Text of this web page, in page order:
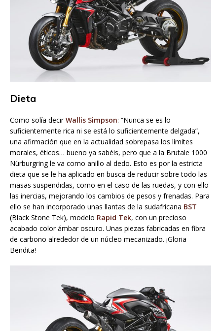
Dieta
Como solía decirWallis Simpson: “Nunca se es lo
suficientemente rica ni se está lo suficientemente delgada”,
una afirmación que en la actualidad sobrepasa los límites
morales, éticos… bueno ya sabéis, pero que a la Brutale 1000
Nürburgring le va como anillo al dedo. Esto es por la estricta
dieta que se le ha aplicado en busca de reducir sobre todo las
masas suspendidas, como en el caso de las ruedas, y con ello
las inercias, mejorando los cambios de pesos y frenadas. Para
ello se han incorporado unas llantas de la sudafricana BST
(Black Stone Tek), modelo Rapid Tek, con un precioso
acabado color ámbar oscuro. Unas piezas fabricadas en fibra
de carbono alrededor de un núcleo mecanizado. ¡Gloria
Bendita!